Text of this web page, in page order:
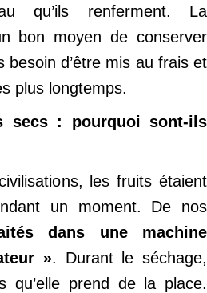
qu’ils renferment. La
bon moyen de conserver
besoin d’être mis au frais et
plus longtemps.
secs : pourquoi sont-ils
les fruits étaient
un moment. De nos
dans une machine
». Durant le séchage,
qu’elle prend de la place.